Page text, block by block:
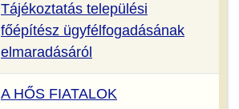
Tájékoztatás települési
főépítész ügyfélfogadásának
elmaradásáról
A HŐS FIATALOK